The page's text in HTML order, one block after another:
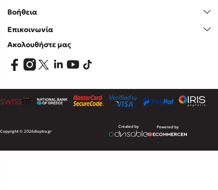
Βοήθεια
Επικοινωνία
Ακολουθήστε μας
Copyright © 2026dioptra.gr
Created by Powered by